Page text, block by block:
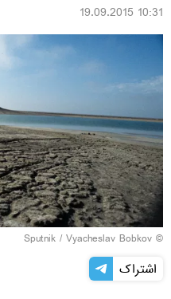
10:31 19.09.2015
© Sputnik / Vyacheslav Bobkov
اشتراک